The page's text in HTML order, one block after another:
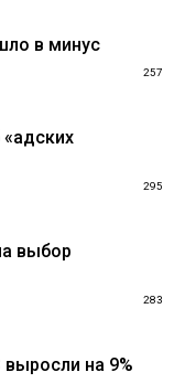
в минус
257
295
выбор
283
на 9%